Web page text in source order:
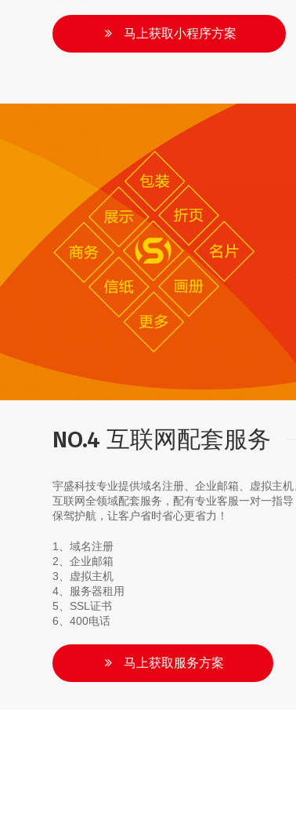
马上获取小程序方案
NO.4 互联网配套服务
宇盛科技专业提供域名注册、企业邮箱、虚拟主
互联网全领域配套服务，配有专业客服一对一指
保驾护航，让客户省时省心更省力！
1、域名注册
2、企业邮箱
3、虚拟主机
4、服务器租用
5、SSL证书
6、400电话
马上获取服务方案